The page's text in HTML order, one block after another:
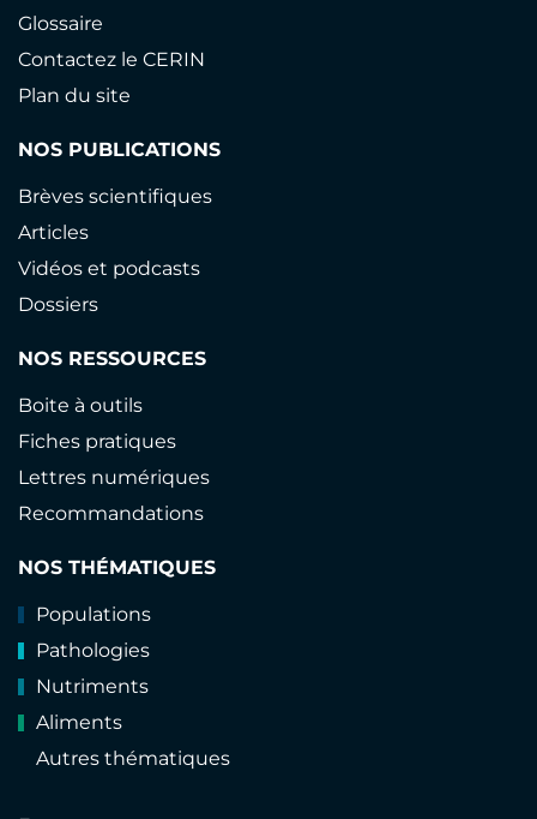
Glossaire
Contactez le CERIN
Plan du site
NOS PUBLICATIONS
Brèves scientifiques
Articles
Vidéos et podcasts
Dossiers
NOS RESSOURCES
Boite à outils
Fiches pratiques
Lettres numériques
Recommandations
NOS THÉMATIQUES
Populations
Pathologies
Nutriments
Aliments
Autres thématiques